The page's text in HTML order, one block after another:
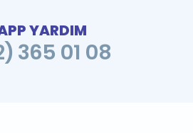
YARDIM
365 01 08